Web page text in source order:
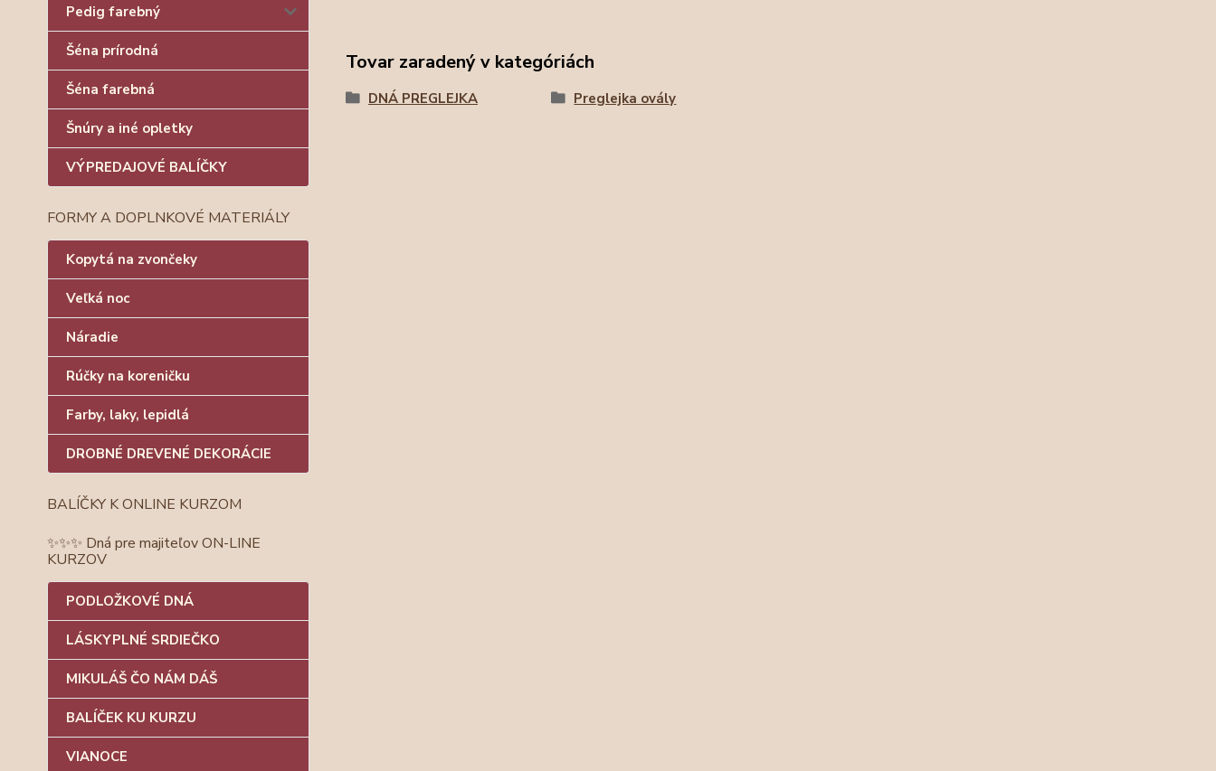
Pedig farebný
Šéna prírodná
Šéna farebná
Šnúry a iné opletky
VÝPREDAJOVÉ BALÍČKY
FORMY A DOPLNKOVÉ MATERIÁLY
Kopytá na zvončeky
Veľká noc
Náradie
Rúčky na koreničku
Farby, laky, lepidlá
DROBNÉ DREVENÉ DEKORÁCIE
BALÍČKY K ONLINE KURZOM
✨✨✨ Dná pre majiteľov ON-LINE
KURZOV
PODLOŽKOVÉ DNÁ
LÁSKYPLNÉ SRDIEČKO
MIKULÁŠ ČO NÁM DÁŠ
BALÍČEK KU KURZU
VIANOCE
Tovar zaradený v kategóriách
DNÁ PREGLEJKA Preglejka ovály